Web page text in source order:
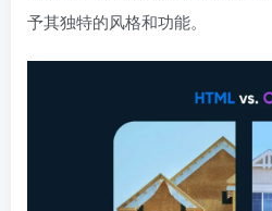
予其独特的风格和功能。